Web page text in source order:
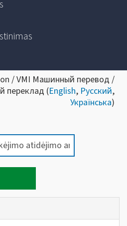
/ VMI Машинный перевод /
переклад (English, Русский,
Українська)